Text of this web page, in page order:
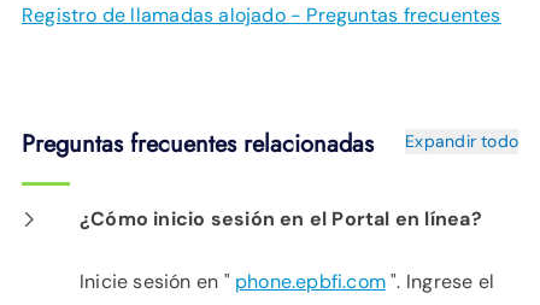
Registro de llamadas alojado - Preguntas frecuentes
Preguntas frecuentes relacionadas Expandir todo
¿Cómo inicio sesión en el Portal en línea?
Inicie sesión en " phone.epbfi.com". Ingrese el